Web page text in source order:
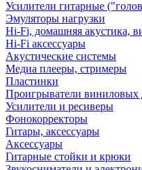
Усилители гитарные
Эмуляторы нагрузки
Hi-Fi, домашняя акустика,
Hi-Fi аксессуары
Акустические системы
Медиа плееры, стримеры
Пластинки
Проигрыватели виниловых
Усилители и ресиверы
Фонокорректоры
Гитары, аксессуары
Аксессуары
Гитарные стойки и крюки